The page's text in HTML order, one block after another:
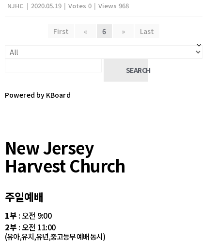
NJHC | 2020.05.19 | Votes 0 | Views 968
First « 6 » Last
SEARCH
Powered by KBoard
New Jersey
Harvest Church
주일예배
1부 : 오전 9:00
2부 : 오전 11:00
(유아,유치,유년,중고등부 예배 동시)